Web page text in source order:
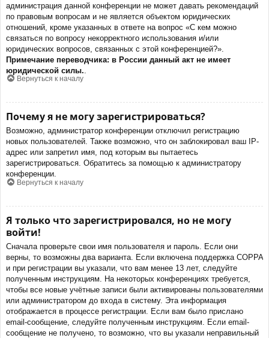
администрация данной конференции не может давать рекомендаций
по правовым вопросам и не является объектом юридических
отношений, кроме указанных в ответе на вопрос «С кем можно
связаться по вопросу некорректного использования и/или
юридических вопросов, связанных с этой конференцией?».
Примечание переводчика: в России данный акт не имеет
юридической силы.
Вернуться к началу
Почему я не могу зарегистрироваться?
Возможно, администратор конференции отключил регистрацию
новых пользователей. Также возможно, что он заблокировал ваш IP-
адрес или запретил имя, под которым вы пытаетесь
зарегистрироваться. Обратитесь за помощью к администратору
конференции.
Вернуться к началу
Я только что зарегистрировался, но не могу
войти!
Сначала проверьте свои имя пользователя и пароль. Если они
верны, то возможны два варианта. Если включена поддержка COPPA
и при регистрации вы указали, что вам менее 13 лет, следуйте
полученным инструкциям. На некоторых конференциях требуется,
чтобы все новые учётные записи были активированы пользователями
или администратором до входа в систему. Эта информация
отображается в процессе регистрации. Если вам было прислано
email-сообщение, следуйте полученным инструкциям. Если email-
сообщение не получено, то возможно, что вы указали неправильный